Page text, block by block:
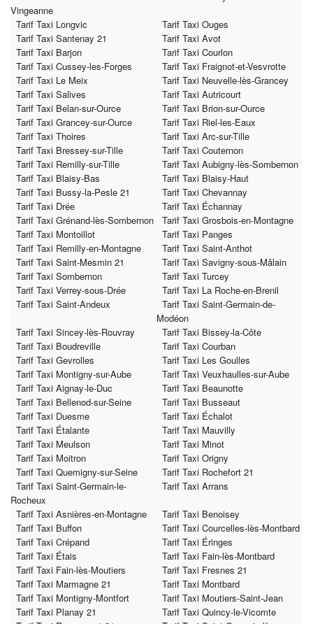
Vingeanne
Tarif Taxi Longvic
Tarif Taxi Ouges
Tarif Taxi Santenay 21
Tarif Taxi Avot
Tarif Taxi Barjon
Tarif Taxi Courlon
Tarif Taxi Cussey-les-Forges
Tarif Taxi Fraignot-et-Vesvrotte
Tarif Taxi Le Meix
Tarif Taxi Neuvelle-lès-Grancey
Tarif Taxi Salives
Tarif Taxi Autricourt
Tarif Taxi Belan-sur-Ource
Tarif Taxi Brion-sur-Ource
Tarif Taxi Grancey-sur-Ource
Tarif Taxi Riel-les-Eaux
Tarif Taxi Thoires
Tarif Taxi Arc-sur-Tille
Tarif Taxi Bressey-sur-Tille
Tarif Taxi Couternon
Tarif Taxi Remilly-sur-Tille
Tarif Taxi Aubigny-lès-Sombernon
Tarif Taxi Blaisy-Bas
Tarif Taxi Blaisy-Haut
Tarif Taxi Bussy-la-Pesle 21
Tarif Taxi Chevannay
Tarif Taxi Drée
Tarif Taxi Échannay
Tarif Taxi Grénand-lès-Sombernon
Tarif Taxi Grosbois-en-Montagne
Tarif Taxi Montoillot
Tarif Taxi Panges
Tarif Taxi Remilly-en-Montagne
Tarif Taxi Saint-Anthot
Tarif Taxi Saint-Mesmin 21
Tarif Taxi Savigny-sous-Mâlain
Tarif Taxi Sombernon
Tarif Taxi Turcey
Tarif Taxi Verrey-sous-Drée
Tarif Taxi La Roche-en-Brenil
Tarif Taxi Saint-Andeux
Tarif Taxi Saint-Germain-de-
Modéon
Tarif Taxi Sincey-lès-Rouvray
Tarif Taxi Bissey-la-Côte
Tarif Taxi Boudreville
Tarif Taxi Courban
Tarif Taxi Gevrolles
Tarif Taxi Les Goulles
Tarif Taxi Montigny-sur-Aube
Tarif Taxi Veuxhaulles-sur-Aube
Tarif Taxi Aignay-le-Duc
Tarif Taxi Beaunotte
Tarif Taxi Bellenod-sur-Seine
Tarif Taxi Busseaut
Tarif Taxi Duesme
Tarif Taxi Échalot
Tarif Taxi Étalante
Tarif Taxi Mauvilly
Tarif Taxi Meulson
Tarif Taxi Minot
Tarif Taxi Moitron
Tarif Taxi Origny
Tarif Taxi Quemigny-sur-Seine
Tarif Taxi Rochefort 21
Tarif Taxi Saint-Germain-le-
Rocheux
Tarif Taxi Arrans
Tarif Taxi Asnières-en-Montagne
Tarif Taxi Benoisey
Tarif Taxi Buffon
Tarif Taxi Courcelles-lès-Montbard
Tarif Taxi Crépand
Tarif Taxi Éringes
Tarif Taxi Étais
Tarif Taxi Fain-lès-Montbard
Tarif Taxi Fain-lès-Moutiers
Tarif Taxi Fresnes 21
Tarif Taxi Marmagne 21
Tarif Taxi Montbard
Tarif Taxi Montigny-Montfort
Tarif Taxi Moutiers-Saint-Jean
Tarif Taxi Planay 21
Tarif Taxi Quincy-le-Vicomte